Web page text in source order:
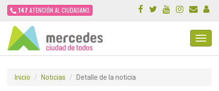
147 ATENCIÓN AL CIUDADANO
Inicio Noticias Detalle de la noticia